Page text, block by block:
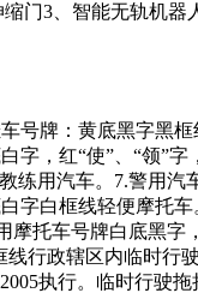
门3、智能无轨机
号牌：黄底黑字黑
，红“使”、“领”
练用汽车。7.警用
字白框线轻便摩托
托车号牌白底黑字
行政辖区内临时行
执行。临时行驶